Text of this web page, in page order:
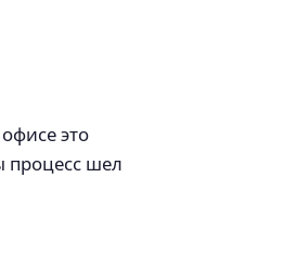
это
процесс шел